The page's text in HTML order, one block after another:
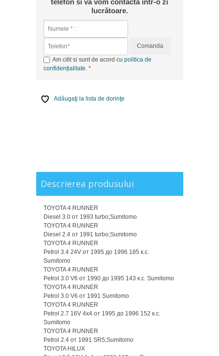
lucrătoare.
Comanda
Am citit si sunt de acord cu politica de
confidențialitate
Adăugaţi la lista de dorinţe
Descrierea produsului
TOYOTA 4 RUNNER
Diesel 3.0 от 1993 turbo;Sumitomo
TOYOTA 4 RUNNER
Diesel 2.4 от 1991 turbo;Sumitomo
TOYOTA 4 RUNNER
Petrol 3.4 24V от 1995 до 1996 185 к.с.
Sumitomo
TOYOTA 4 RUNNER
Petrol 3.0 V6 от 1990 до 1995 143 к.с. Sumitomo
TOYOTA 4 RUNNER
Petrol 3.0 V6 от 1991 Sumitomo
TOYOTA 4 RUNNER
Petrol 2.7 16V 4x4 от 1995 до 1996 152 к.с.
Sumitomo
TOYOTA 4 RUNNER
Petrol 2.4 от 1991 SR5;Sumitomo
TOYOTA HILUX